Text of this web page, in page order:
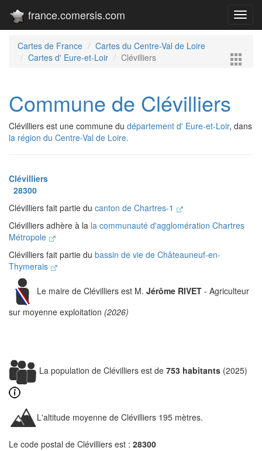
france.comersis.com
Cartes de France
Cartes du Centre-Val de Loire
Cartes d' Eure-et-Loir
Clévilliers
Commune de Clévilliers
Clévilliers est une commune du département d' Eure-et-Loir, dans
la région du Centre-Val de Loire.
Clévilliers
28300
Clévilliers fait partie du canton de Chartres-1
Clévilliers adhère à la la communauté d'agglomération Chartres
Métropole
Clévilliers fait partie du bassin de vie de Châteauneuf-en-
Thymerais
Le maire de Clévilliers est M. Jérôme RIVET - Agriculteur
sur moyenne exploitation (2026)
La population de Clévilliers est de 753 habitants (2025)
L'altitude moyenne de Clévilliers 195 mètres.
Le code postal de Clévilliers est : 28300